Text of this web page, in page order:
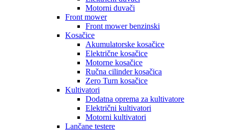
Motorni duvači
Front mower
Front mower benzinski
Kosačice
Akumulatorske kosačice
Električne kosačice
Motorne kosačice
Ručna cilinder kosačica
Zero Turn kosačice
Kultivatori
Dodatna oprema za kultivatore
Električni kultivatori
Motorni kultivatori
Lančane testere